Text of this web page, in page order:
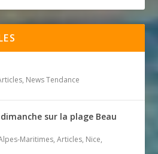
, News Tendance
sur la plage Beau
Maritimes,Articles, Nice,